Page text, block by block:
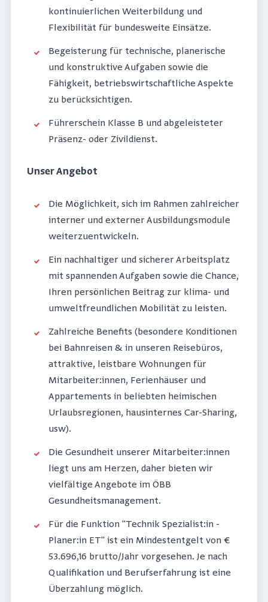
kontinuierlichen Weiterbildung und
Flexibilität für bundesweite Einsätze.
Begeisterung für technische, planerische
und konstruktive Aufgaben sowie die
Fähigkeit, betriebswirtschaftliche Aspekte
zu berücksichtigen.
Führerschein Klasse B und abgeleisteter
Präsenz- oder Zivildienst.
Unser Angebot
Die Möglichkeit, sich im Rahmen zahlreicher
interner und externer Ausbildungsmodule
weiterzuentwickeln.
Ein nachhaltiger und sicherer Arbeitsplatz
mit spannenden Aufgaben sowie die Chance,
Ihren persönlichen Beitrag zur klima- und
umweltfreundlichen Mobilität zu leisten.
Zahlreiche Benefits (besondere Konditionen
bei Bahnreisen & in unseren Reisebüros,
attraktive, leistbare Wohnungen für
Mitarbeiter:innen, Ferienhäuser und
Appartements in beliebten heimischen
Urlaubsregionen, hausinternes Car-Sharing,
usw).
Die Gesundheit unserer Mitarbeiter:innen
liegt uns am Herzen, daher bieten wir
vielfältige Angebote im ÖBB
Gesundheitsmanagement.
Für die Funktion "Technik Spezialist:in -
Planer:in ET" ist ein Mindestentgelt von €
53.696,16 brutto/Jahr vorgesehen. Je nach
Qualifikation und Berufserfahrung ist eine
Überzahlung möglich.